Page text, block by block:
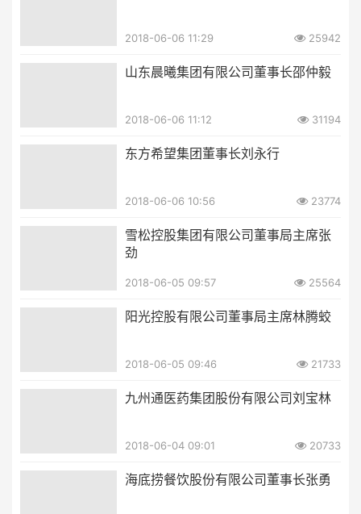
2018-06-06 11:29 25942
山东晨曦集团有限公司董事长邵仲毅
2018-06-06 11:12 31194
东方希望集团董事长刘永行
2018-06-06 10:56 23774
雪松控股集团有限公司董事局主席张
劲
2018-06-05 09:57 25564
阳光控股有限公司董事局主席林腾蛟
2018-06-05 09:46 21733
九州通医药集团股份有限公司刘宝林
2018-06-04 09:01 20733
海底捞餐饮股份有限公司董事长张勇